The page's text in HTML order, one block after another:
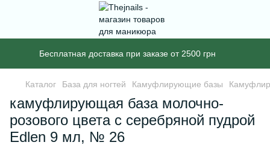
Бесплатная доставка при заказе от 2500 грн
Каталог База для ногтей Камуфлирующие базы
камуфлирующая база молочно-
розового цвета с серебряной пудрой
Edlen 9 мл, № 26